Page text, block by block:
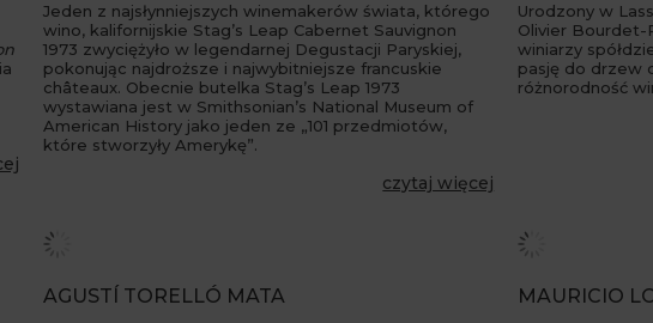
Jeden z najsłynniejszych winemakerów świata, którego
wino, kalifornijskie Stag’s Leap Cabernet Sauvignon
1973 zwyciężyło w legendarnej Degustacji Paryskiej,
pokonując najdroższe i najwybitniejsze francuskie
châteaux. Obecnie butelka Stag’s Leap 1973
wystawiana jest w Smithsonian’s National Museum of
American History jako jeden ze „101 przedmiotów,
które stworzyły Amerykę”.
czytaj więcej
Urodzony w
Olivier Bourdet-
winiarzy
pasję do drzew
różnorodność
AGUSTÍ TORELLÓ MATA MAURICIO